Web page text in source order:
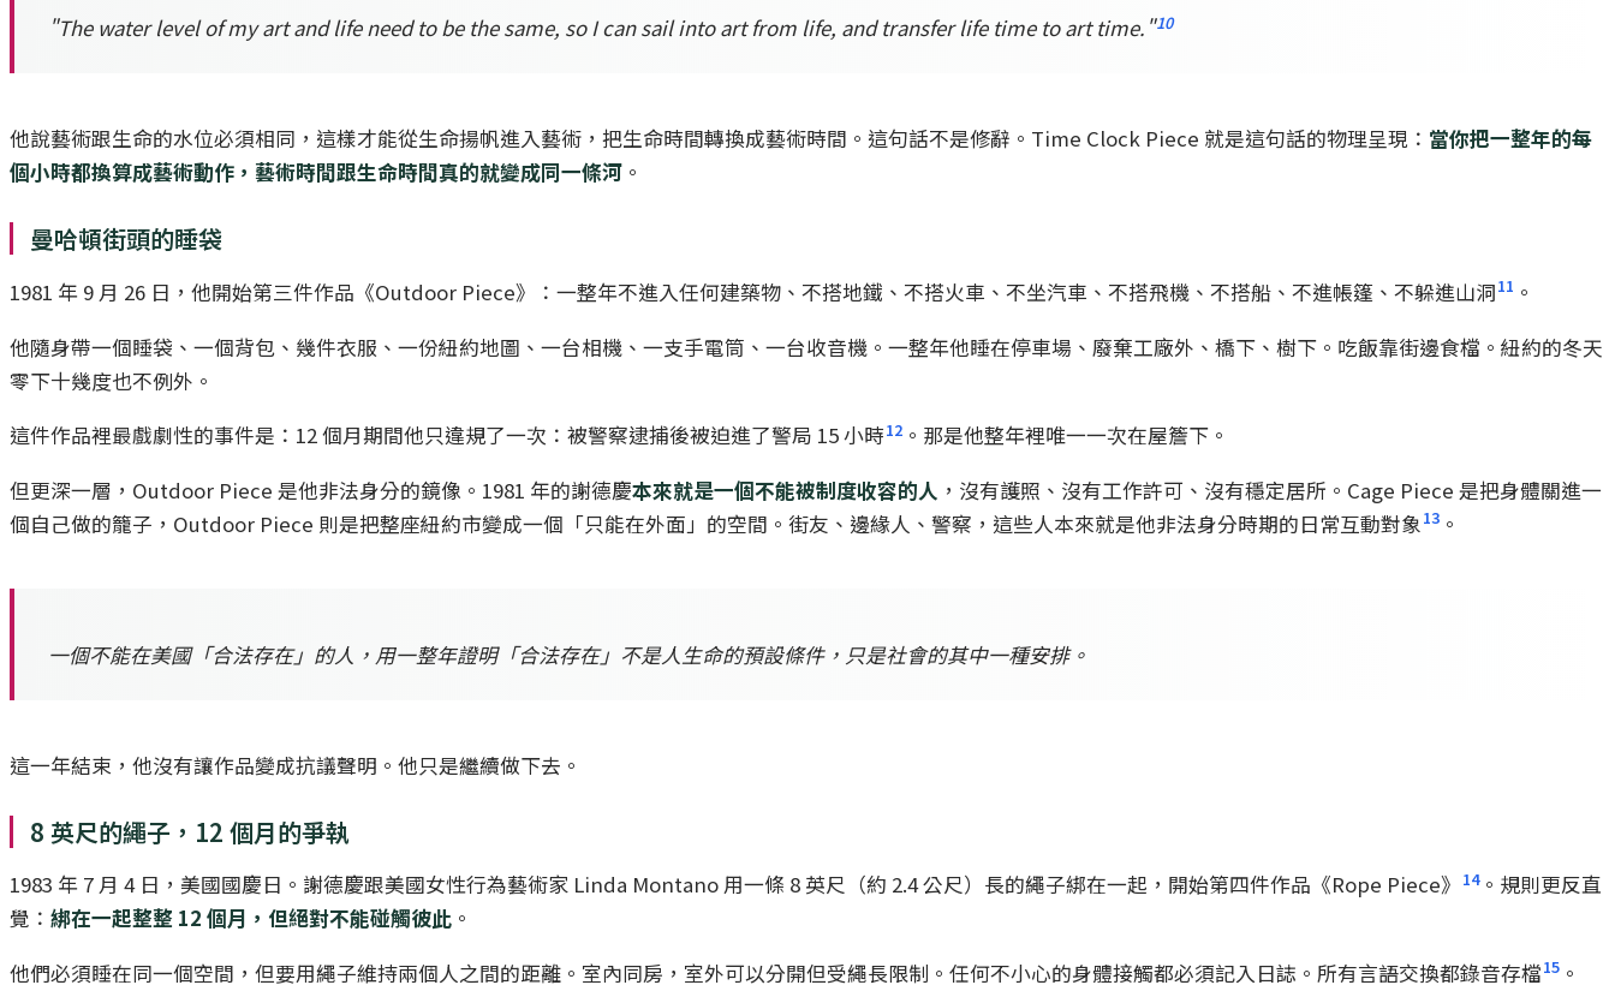
"The water level of my art and life need to be the same, so I can sail into art from life, and transfer life time to art time."10
他說藝術跟生命的水位必須相同，這樣才能從生命揚帆進入藝術，把生命時間轉換成藝術時間。這句話不是修辭。Time Clock Piece 就是這句話的物理呈現： 當你把一整年的每
個小時都換算成藝術動作，藝術時間跟生命時間真的就變成同一條河 。
曼哈頓街頭的睡袋
1981 年 9 月 26 日，他開始第三件作品《Outdoor Piece》：一整年不進入任何建築物、不搭地鐵、不搭火車、不坐汽車、不搭飛機、不搭船、不進帳篷、不躲進山洞11 。
他隨身帶一個睡袋、一個背包、幾件衣服、一份紐約地圖、一台相機、一支手電筒、一台收音機。一整年他睡在停車場、廢棄工廠外、橋下、樹下。吃飯靠街邊食檔。紐約的冬天
零下十幾度也不例外。
這件作品裡最戲劇性的事件是：12 個月期間他只違規了一次：被警察逮捕後被迫進了警局 15 小時12 。那是他整年裡唯一一次在屋簷下。
但更深一層，Outdoor Piece 是他非法身分的鏡像。1981 年的謝德慶本來就是一個不能被制度收容的人 ，沒有護照、沒有工作許可、沒有穩定居所。Cage Piece 是把身體關進一
個自己做的籠子，Outdoor Piece 則是把整座紐約市變成一個「只能在外面」的空間。街友、邊緣人、警察，這些人本來就是他非法身分時期的日常互動對象 13 。
一個不能在美國「合法存在」的人，用一整年證明「合法存在」不是人生命的預設條件，只是社會的其中一種安排。
這一年結束，他沒有讓作品變成抗議聲明。他只是繼續做下去。
8 英尺的繩子，12 個月的爭執
1983 年 7 月 4 日，美國國慶日。謝德慶跟美國女性行為藝術家 Linda Montano 用一條 8 英尺（約 2.4 公尺）長的繩子綁在一起，開始第四件作品《Rope Piece》 14。規則更反直
覺： 綁在一起整整 12 個月，但絕對不能碰觸彼此 。
他們必須睡在同一個空間，但要用繩子維持兩個人之間的距離。室內同房，室外可以分開但受繩長限制。任何不小心的身體接觸都必須記入日誌。所有言語交換都錄音存檔15 。